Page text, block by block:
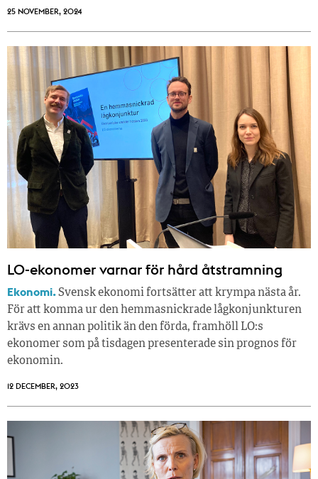
25 NOVEMBER, 2024
LO-ekonomer varnar för hård åtstramning
Ekonomi.Svensk ekonomi fortsätter att krympa nästa år.
För att komma ur den hemmasnickrade lågkonjunkturen
krävs en annan politik än den förda, framhöll LO:s
ekonomer som på tisdagen presenterade sin prognos för
ekonomin.
12 DECEMBER, 2023